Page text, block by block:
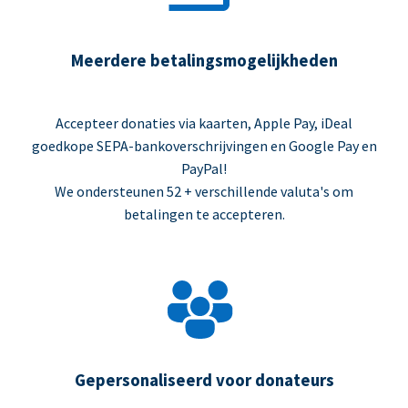
Meerdere betalingsmogelijkheden
Accepteer donaties via kaarten, Apple Pay, iDeal
goedkope SEPA-bankoverschrijvingen en Google Pay en
PayPal!
We ondersteunen 52 + verschillende valuta's om
betalingen te accepteren.
Gepersonaliseerd voor donateurs